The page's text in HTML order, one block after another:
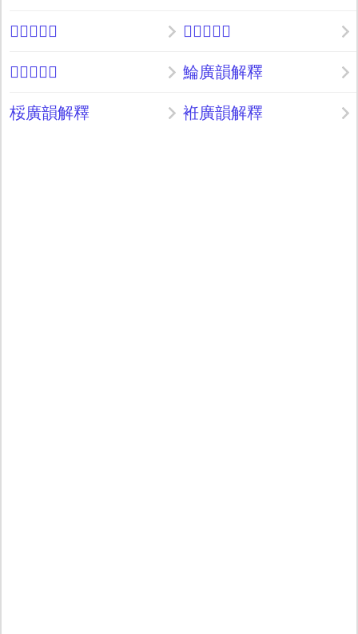
𩪲廣韻解釋 𡊉廣韻解釋
𧎰廣韻解釋 鯩廣韻解釋
桵廣韻解釋 袵廣韻解釋